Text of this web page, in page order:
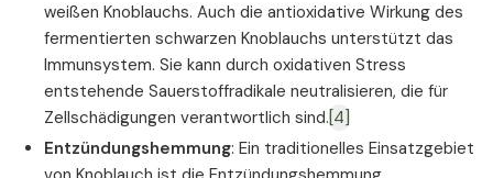
weißen Knoblauchs. Auch die antioxidative Wirkung des
fermentierten schwarzen Knoblauchs unterstützt das
Immunsystem. Sie kann durch oxidativen Stress
entstehende Sauerstoffradikale neutralisieren, die für
Zellschädigungen verantwortlich sind. [4]
Entzündungshemmung: Ein traditionelles Einsatzgebiet